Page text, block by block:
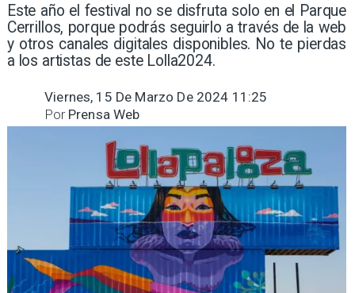
Este año el festival no se disfruta solo en el Parque
Cerrillos, porque podrás seguirlo a través de la web
y otros canales digitales disponibles. No te pierdas
a los artistas de este Lolla2024.
Viernes, 15 De Marzo De 2024 11:25
Prensa Web
Por